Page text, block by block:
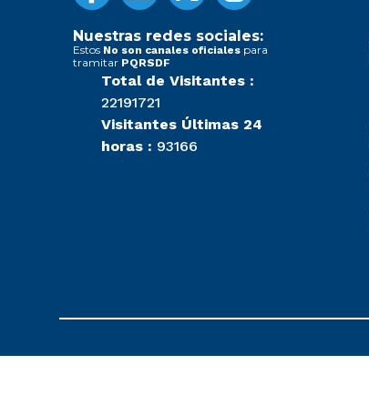
Nuestras redes sociales:
Estos No son canales oficiales para
tramitar PQRSDF
Total de Visitantes :
22191721
Visitantes Últimas 24
horas : 93166